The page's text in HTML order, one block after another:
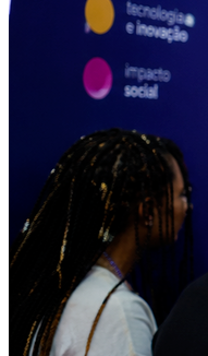
Athletico-PR